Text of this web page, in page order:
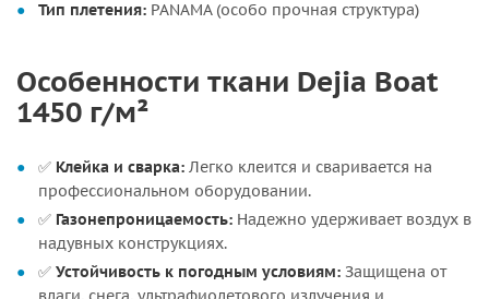
Тип плетения: PANAMA (особо прочная структура)
Особенности ткани Dejia Boat
1450 г/м²
✅ Клейка и сварка: Легко клеится и сваривается на
профессиональном оборудовании.
✅ Газонепроницаемость: Надежно удерживает воздух в
надувных конструкциях.
✅ Устойчивость к погодным условиям: Защищена от